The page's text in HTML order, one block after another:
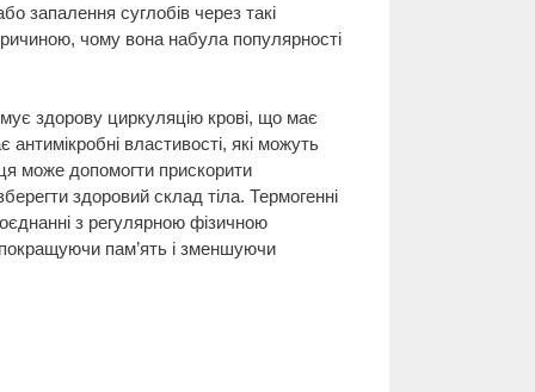
запалення суглобів через такі
чому вона набула популярності
здорову циркуляцію крові, що має
властивості, які можуть
може допомогти прискорити
здоровий склад тіла. Термогенні
з регулярною фізичною
покращуючи пам’ять і зменшуючи